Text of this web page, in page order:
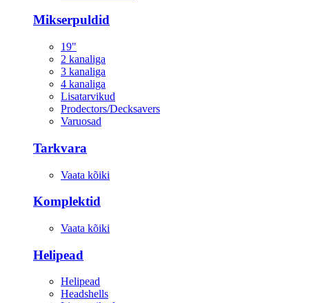
Mikserpuldid
19"
2 kanaliga
3 kanaliga
4 kanaliga
Lisatarvikud
Prodectors/Decksavers
Varuosad
Tarkvara
Vaata kõiki
Komplektid
Vaata kõiki
Helipead
Helipead
Headshells